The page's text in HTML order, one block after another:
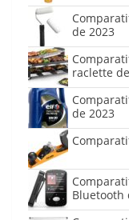
de 2023
raclette
de 2023
Bluetooth